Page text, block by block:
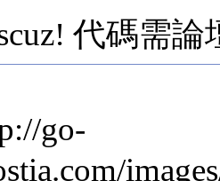
代碼需
go-